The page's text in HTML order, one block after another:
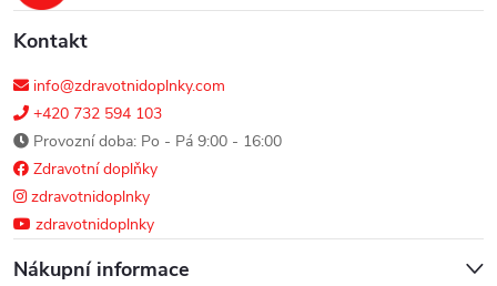
Kontakt
info@zdravotnidoplnky.com
+420 732 594 103
Provozní doba: Po - Pá 9:00 - 16:00
Zdravotní doplňky
zdravotnidoplnky
zdravotnidoplnky
Nákupní informace